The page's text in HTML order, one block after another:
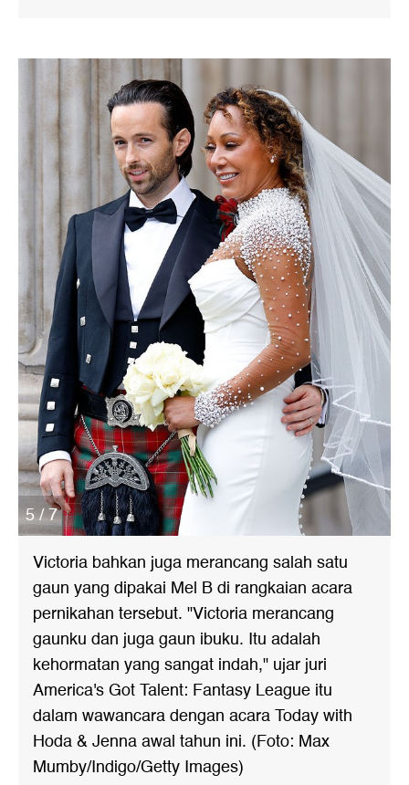
5 / 7
Victoria bahkan juga merancang salah satu
gaun yang dipakai Mel B di rangkaian acara
pernikahan tersebut. "Victoria merancang
gaunku dan juga gaun ibuku. Itu adalah
kehormatan yang sangat indah," ujar juri
America's Got Talent: Fantasy League itu
dalam wawancara dengan acara Today with
Hoda & Jenna awal tahun ini. (Foto: Max
Mumby/Indigo/Getty Images)